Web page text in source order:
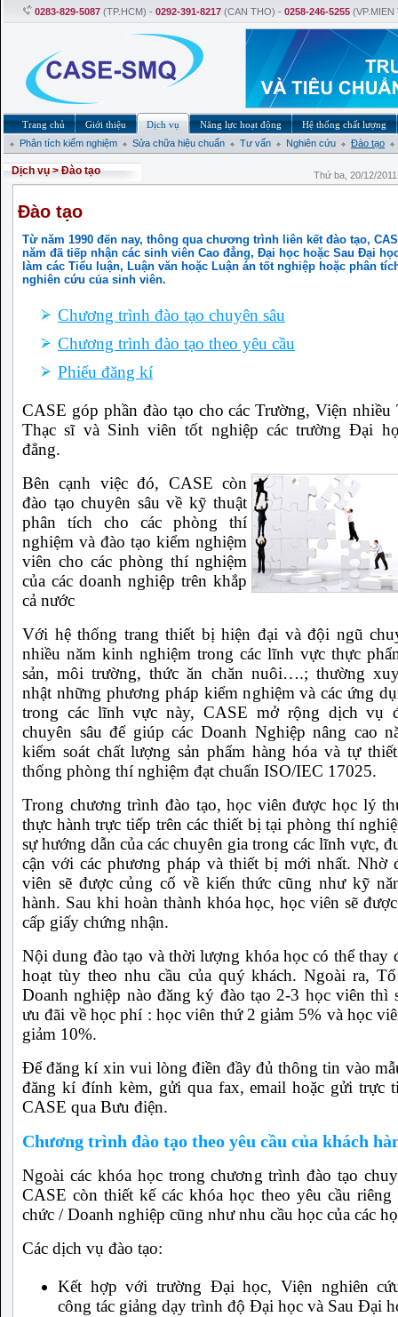
0283-829-5087 (TP.HCM) - 0292-391-8217 (CAN THO) - 0258-246-5255
Trang chủ Giới thiệu
Dịch vụ
Phân tích kiểm nghiệm
Sửa chữa hiệu chuẩn Tư vấn Nghiên cứu Đào tạo
Năng lực hoạt động Hệ thống chất lượng
Dịch vụ>Đào tạo Thứ ba, 20/12/
Đào tạo
Từ năm 1990 đến nay, thông qua chương trình liên kết đào tạo,
năm đã tiếp nhận các sinh viên Cao đẳng, Đại học hoặc Sau Đại
làm các Tiểu luận, Luận văn hoặc Luận án tốt nghiệp hoặc phân
nghiên cứu của sinh viên.
Chương trình đào tạo chuyên sâu
Chương trình đào tạo theo yêu cầu
Phiếu đăng kí
CASE góp phần đào tạo cho các Trường, Viện nhiều
Thạc sĩ và Sinh viên tốt nghiệp các trường Đại
đẳng.
Bên cạnh việc đó, CASE còn
đào tạo chuyên sâu về kỹ thuật
phân tích cho các phòng thí
nghiệm và đào tạo kiểm nghiệm
viên cho các phòng thí nghiệm
của các doanh nghiệp trên khắp
cả nước
Với hệ thống trang thiết bị hiện đại và đội ngũ
nhiều năm kinh nghiệm trong các lĩnh vực thực
sản, môi trường, thức ăn chăn nuôi….; thường
nhật những phương pháp kiểm nghiệm và các ứng
trong các lĩnh vực này, CASE mở rộng dịch vụ
chuyên sâu để giúp các Doanh Nghiệp nâng cao
kiểm soát chất lượng sản phẩm hàng hóa và tự
thống phòng thí nghiệm đạt chuẩn ISO/IEC 17025.
Trong chương trình đào tạo, học viên được học lý
thực hành trực tiếp trên các thiết bị tại phòng thí
sự hướng dẫn của các chuyên gia trong các lĩnh vực,
cận với các phương pháp và thiết bị mới nhất. Nhờ
viên sẽ được củng cố về kiến thức cũng như kỹ
hành. Sau khi hoàn thành khóa học, học viên sẽ
cấp giấy chứng nhận.
Nội dung đào tạo và thời lượng khóa học có thể thay
hoạt tùy theo nhu cầu của quý khách. Ngoài ra,
Doanh nghiệp nào đăng ký đào tạo 2-3 học viên thì
ưu đãi về học phí : học viên thứ 2 giảm 5% và học
giảm 10%.
Để đăng kí xin vui lòng điền đầy đủ thông tin vào
đăng kí đính kèm, gửi qua fax, email hoặc gửi trực
CASE qua Bưu điện.
Chương trình đào tạo theo yêu cầu của khách
Ngoài các khóa học trong chương trình đào tạo
CASE còn thiết kế các khóa học theo yêu cầu riêng
chức / Doanh nghiệp cũng như nhu cầu học của các
Các dịch vụ đào tạo:
Kết hợp với trường Đại học, Viện nghiên
công tác giảng dạy trình độ Đại học và Sau Đại